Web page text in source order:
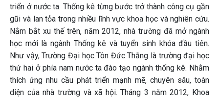
triển ở nước ta. Thống kê từng bước trở thành công cụ gần
gũi và lan tỏa trong nhiều lĩnh vực khoa học và nghiên cứu.
Nắm bắt xu thế trên, năm 2012, nhà trường đã mở ngành
học mới là ngành Thống kê và tuyển sinh khóa đầu tiên.
Như vậy, Trường Đại học Tôn Đức Thắng là trường đại học
thứ hai ở phía nam nước ta đào tạo ngành thống kê. Nhằm
thích ứng nhu cầu phát triển mạnh mẽ, chuyên sâu, toàn
diện của nhà trường và xã hội. Tháng 3 năm 2012, Khoa